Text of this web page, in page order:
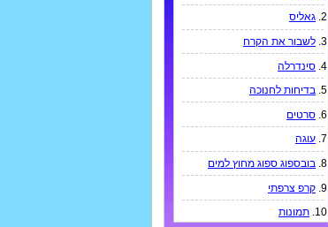
2. גאליס
3. לשבור את הקרח
4. סינדרלה
5. בדיחות לחנוכה
6. סרטים
7. עוגה
8. בובספוג ספוג מחוץ למים
9. קרפ צרפתי
10. תמונות